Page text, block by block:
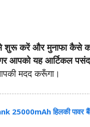
करें और मुनाफा कैसे
आपको यह आर्टिकल
मदद करूँगा।
हिलकी पावर